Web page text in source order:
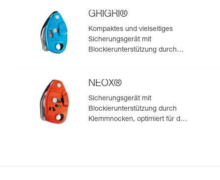
GRIGRI®
Kompaktes und vielseitiges
Sicherungsgerät mit
Blockierunterstützung durch
NEOX®
Sicherungsgerät mit
Blockierunterstützung durch
Klemmnocken, optimiert für das